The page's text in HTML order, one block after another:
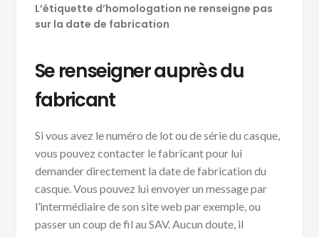
L’étiquette d’homologation ne renseigne pas
sur la date de fabrication
Se renseigner auprès du
fabricant
Si vous avez le numéro de lot ou de série du casque,
vous pouvez contacter le fabricant pour lui
demander directement la date de fabrication du
casque. Vous pouvez lui envoyer un message par
l’intermédiaire de son site web par exemple, ou
passer un coup de fil au SAV. Aucun doute, il